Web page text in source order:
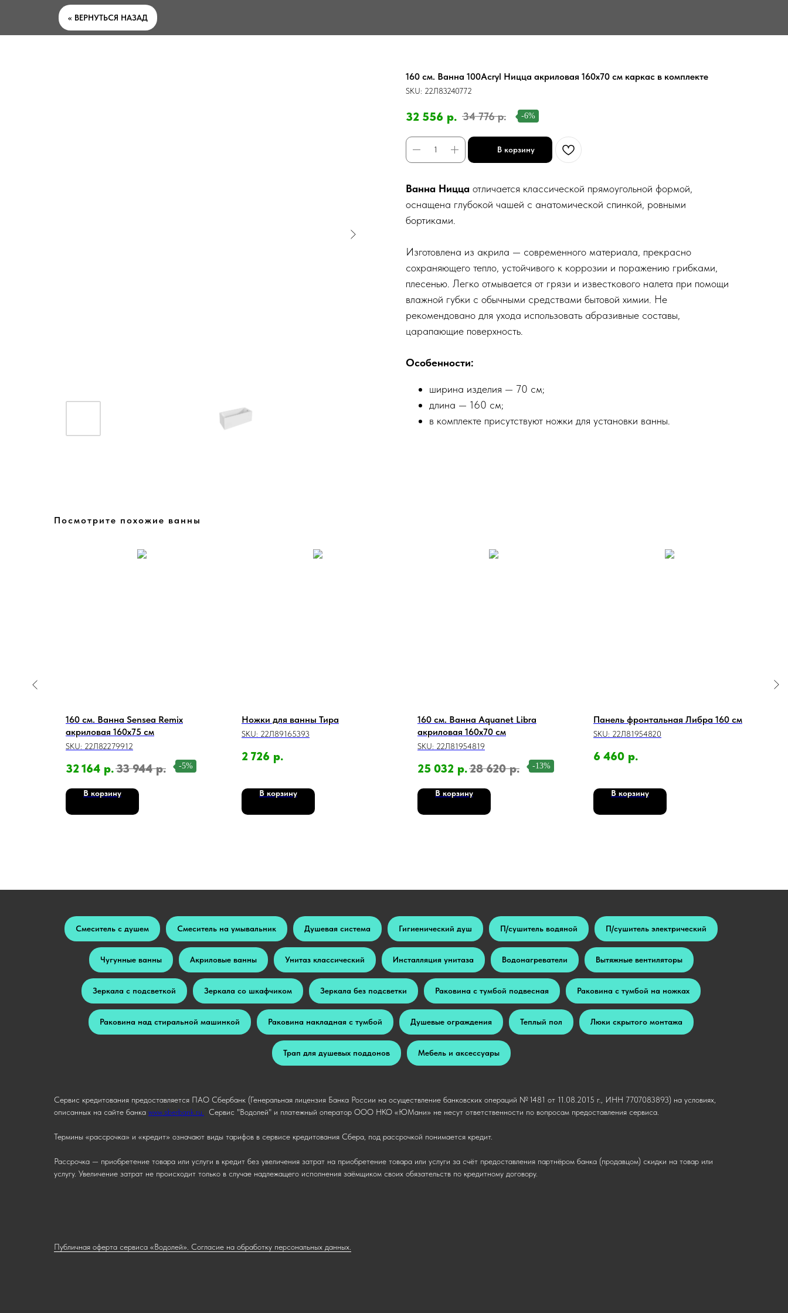
<< ВЕРНУТЬСЯ НАЗАД
160 см. Ванна 100Acryl Ницца акриловая 160x70 см каркас в комплекте
SKU: 22Л83240772
32 556 р. 34 776 р. -6%
В корзину
Ванна Ницца отличается классической прямоугольной формой,
оснащена глубокой чашей с анатомической спинкой, ровными
бортиками.
Изготовлена из акрила — современного материала, прекрасно
сохраняющего тепло, устойчивого к коррозии и поражению грибками,
плесенью. Легко отмывается от грязи и известкового налета при помощи
влажной губки с обычными средствами бытовой химии. Не
рекомендовано для ухода использовать абразивные составы,
царапающие поверхность.
Особенности:
ширина изделия — 70 см;
длина — 160 см;
в комплекте присутствуют ножки для установки ванны.
Посмотрите похожие ванны
160 см. Ванна Sensea Remix
акриловая 160x75 см
SKU: 22Л82279912
32 164 р.33 944 р. -5%
В корзину
Ножки для ванны Тира
SKU: 22Л89165393
2 726 р.
В корзину
160 см. Ванна Aquanet Libra
акриловая 160x70 см
SKU: 22Л81954819
25 032 р.28 620 р. -13%
В корзину
Панель фронтальная Либра 160 см
SKU: 22Л81954820
6 460 р.
В корзину
Смеситель с душем Смеситель на умывальник Душевая система Гигиенический душ П/сушитель водяной П/сушитель электрический
Чугунные ванны Акриловые ванны Унитаз классический Инсталляция унитаза Водонагреватели Вытяжные вентиляторы
Зеркала с подсветкой Зеркала со шкафчиком Зеркала без подсветки Раковина с тумбой подвесная Раковина с тумбой на ножках
Раковина над стиральной машинкой Раковина накладная с тумбой Душевые ограждения Теплый пол Люки скрытого монтажа
Трап для душевых поддонов Мебель и аксессуары
Сервис кредитования предоставляется ПАО Сбербанк (Генеральная лицензия Банка России на осуществление банковских операций № 1481 от 11.08.2015 г., ИНН 7707083893) на условиях,
описанных на сайте банка www.sberbank.ru. Сервис "Водолей" и платежный оператор ООО НКО «ЮМани» не несут ответственности по вопросам предоставления сервиса.
Термины «рассрочка» и «кредит» означают виды тарифов в сервисе кредитования Сбера, под рассрочкой понимается кредит.
Рассрочка — приобретение товара или услуги в кредит без увеличения затрат на приобретение товара или услуги за счёт предоставления партнёром банка (продавцом) скидки на товар или
услугу. Увеличение затрат не происходит только в случае надлежащего исполнения заёмщиком своих обязательств по кредитному договору.
Публичная оферта сервиса «Водолей». Согласие на обработку персональных данных.